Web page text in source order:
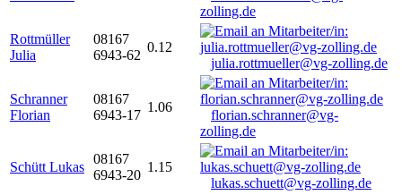
zolling.de
Rottmüller
Julia
08167
6943-62
0.12
julia.rottmueller@vg-zolling.de
Schranner
Florian
08167
6943-17
1.06
florian.schranner@vg-
zolling.de
Schütt Lukas
08167
6943-20
1.15
lukas.schuett@vg-zolling.de